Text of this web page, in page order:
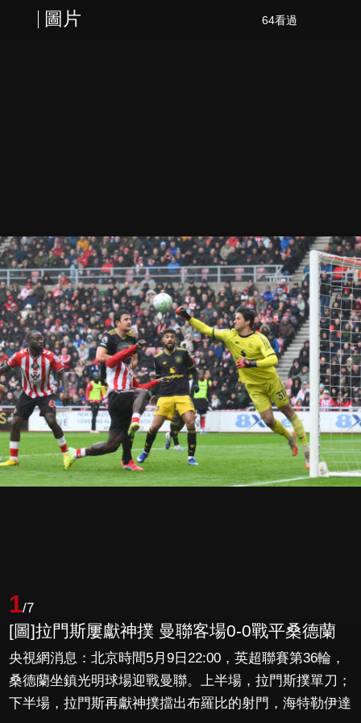
圖片 64看過
1/7
[圖]拉門斯屢獻神撲 曼聯客場0-0戰平桑德蘭
央視網消息：北京時間5月9日22:00，英超聯賽第36輪，
桑德蘭坐鎮光明球場迎戰曼聯。上半場，拉門斯撲單刀；
下半場，拉門斯再獻神撲擋出布羅比的射門，海特勒伊達